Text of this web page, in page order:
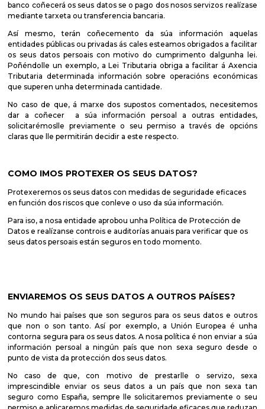
banco coñecerá os seus datos se o pago dos nosos servizos realízase
mediante tarxeta ou transferencia bancaria.
Así mesmo, terán coñecemento da súa información aquelas
entidades públicas ou privadas ás cales esteamos obrigados a facilitar
os seus datos persoais con motivo do cumprimento dalgunha lei.
Poñéndolle un exemplo, a Lei Tributaria obriga a facilitar á Axencia
Tributaria determinada información sobre operacións económicas
que superen unha determinada cantidade.
No caso de que, á marxe dos supostos comentados, necesitemos
dar a coñecer a súa información persoal a outras entidades,
solicitarémoslle previamente o seu permiso a través de opcións
claras que lle permitirán decidir a este respecto.
COMO IMOS PROTEXER OS SEUS DATOS?
Protexeremos os seus datos con medidas de seguridade eficaces
en función dos riscos que conleve o uso da súa información.
Para iso, a nosa entidade aprobou unha Política de Protección de
Datos e realízanse controis e auditorías anuais para verificar que os
seus datos persoais están seguros en todo momento.
ENVIAREMOS OS SEUS DATOS A OUTROS PAÍSES?
No mundo hai países que son seguros para os seus datos e outros
que non o son tanto. Así por exemplo, a Unión Europea é unha
contorna segura para os seus datos. A nosa política é non enviar a súa
información persoal a ningún país que non sexa seguro desde o
punto de vista da protección dos seus datos.
No caso de que, con motivo de prestarlle o servizo, sexa
imprescindible enviar os seus datos a un país que non sexa tan
seguro como España, sempre lle solicitaremos previamente o seu